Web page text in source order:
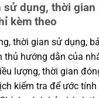
sử dụng, thời gian
kèm theo
thời gian sử dụng,
thủ hướng dẫn của
lượng, thời gian
kiểm tra để ước